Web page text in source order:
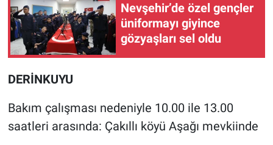
Nevşehir’de özel gençler
üniformayı giyince
gözyaşları sel oldu
DERİNKUYU
Bakım çalışması nedeniyle 10.00 ile 13.00
saatleri arasında: Çakıllı köyü Aşağı mevkiinde